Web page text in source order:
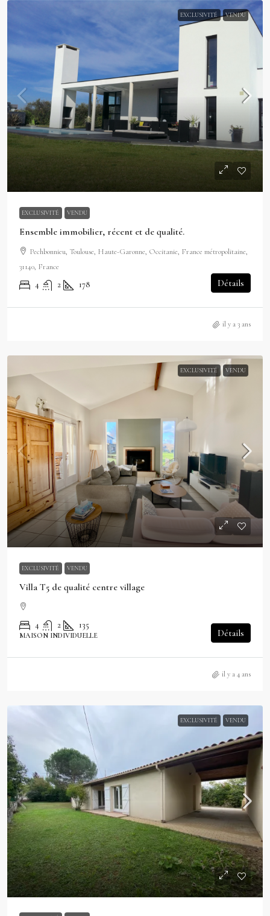
EXCLUSIVITÉ VENDU
EXCLUSIVITÉ VENDU
Ensemble immobilier, récent et de qualité.
Pechbonnieu, Toulouse, Haute-Garonne, Occitanie, France métropolitaine,
31140, France
4 2 178 Détails
il y a 3 ans
EXCLUSIVITÉ VENDU
EXCLUSIVITÉ VENDU
Villa T5 de qualité centre village
4 2 135
MAISON INDIVIDUELLE Détails
il y a 4 ans
EXCLUSIVITÉ VENDU